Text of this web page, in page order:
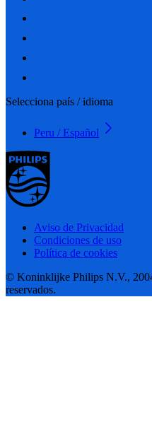
Selecciona país / idioma
Peru / Español
Aviso de Privacidad
Condiciones de uso
Política de cookies
© Koninklijke Philips N.V.,
reservados.